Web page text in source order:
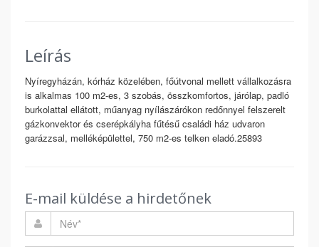
Leírás
Nyíregyházán, kórház közelében, főútvonal mellett vállalkozásra
is alkalmas 100 m2-es, 3 szobás, összkomfortos, járólap, padló
burkolattal ellátott, műanyag nyílászárókon redőnnyel felszerelt
gázkonvektor és cserépkályha fűtésű családi ház udvaron
garázzsal, melléképülettel, 750 m2-es telken eladó.25893
E-mail küldése a hirdetőnek